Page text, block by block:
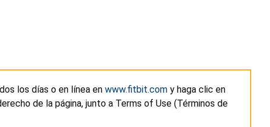
los días o en línea en www.fitbit.com y haga clic en
de la página, junto a Terms of Use (Términos de